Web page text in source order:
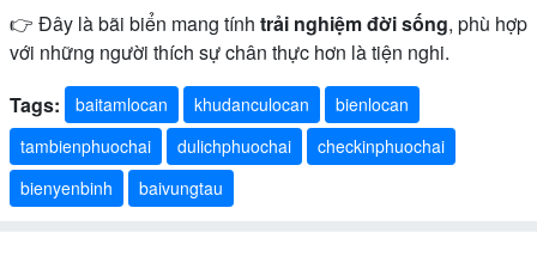
👉 Đây là bãi biển mang tính trải nghiệm đời sống, phù hợp
với những người thích sự chân thực hơn là tiện nghi.
Tags:
baitamlocan khudanculocan
bienlocan
tambienphuochai
dulichphuochai
checkinphuochai
bienyenbinh
baivungtau